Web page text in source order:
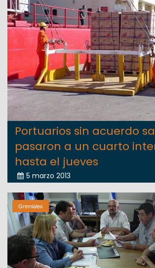
Portuarios sin acuerdo
pasaron a un cuarto
hasta el jueves
5 marzo 2013
Gremiales